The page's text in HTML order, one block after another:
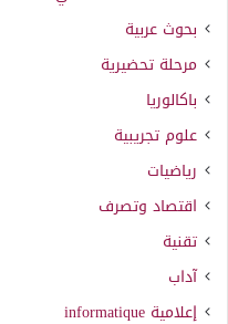
بحوث عربية
مرحلة تحضيرية
باكالوريا
علوم تجريبية
رياضيات
اقتصاد وتصرف
تقنية
آداب
إعلامية informatique